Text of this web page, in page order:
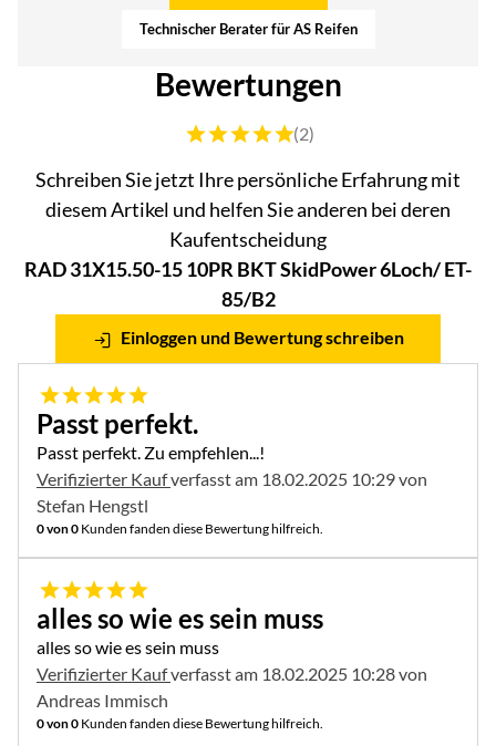
Technischer Berater für AS Reifen
Bewertungen
Bewertung: 5 von 5 (2 Bewertungen)
(2)
Schreiben Sie jetzt Ihre persönliche Erfahrung mit
diesem Artikel und helfen Sie anderen bei deren
Kaufentscheidung
RAD 31X15.50-15 10PR BKT SkidPower 6Loch/ ET-
85/B2
Einloggen und Bewertung schreiben
5 von 5
Passt perfekt.
Passt perfekt. Zu empfehlen...!
Verifizierter Kaufverfasst am 18.02.2025 10:29 von
Stefan Hengstl
0 von 0 Kunden fanden diese Bewertung hilfreich.
5 von 5
alles so wie es sein muss
alles so wie es sein muss
Verifizierter Kaufverfasst am 18.02.2025 10:28 von
Andreas Immisch
0 von 0 Kunden fanden diese Bewertung hilfreich.